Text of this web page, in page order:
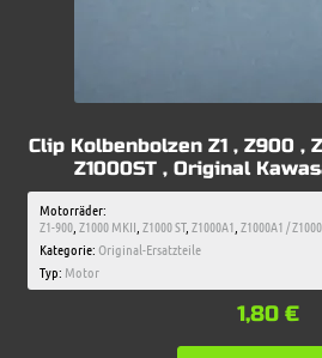
Clip Kolbenbolzen Z1 , Z900 ,
Z1000ST , Original
Motorräder:
Z1-900,Z1000 MKII,Z1000 ST,Z1000A1,Z1000A1 /
Kategorie:Original-Ersatzteile
Typ: Motor
1,80 €